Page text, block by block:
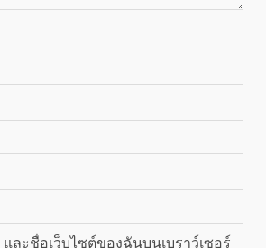
ละชื่อเว็บไซต์ของฉันบนเบราว์เซอร์